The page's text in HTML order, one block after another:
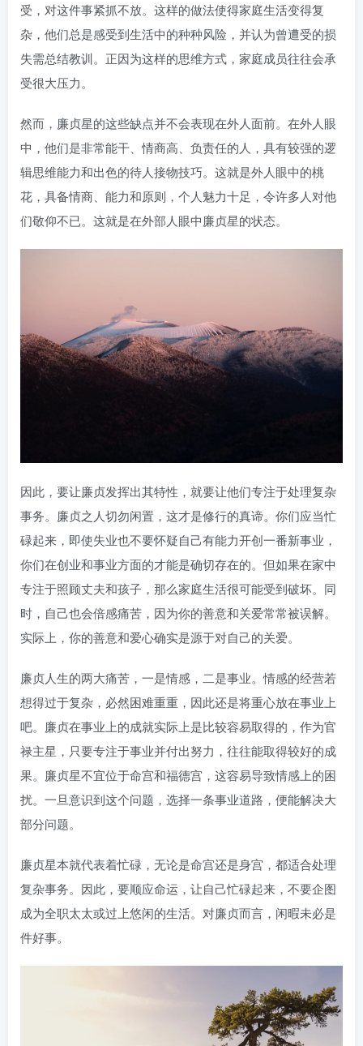
受，对这件事紧抓不放。这样的做法使得家庭生活变得复
杂，他们总是感受到生活中的种种风险，并认为曾遭受的损
失需总结教训。正因为这样的思维方式，家庭成员往往会承
受很大压力。
然而，廉贞星的这些缺点并不会表现在外人面前。在外人眼
中，他们是非常能干、情商高、负责任的人，具有较强的逻
辑思维能力和出色的待人接物技巧。这就是外人眼中的桃
花，具备情商、能力和原则，个人魅力十足，令许多人对他
们敬仰不已。这就是在外部人眼中廉贞星的状态。
因此，要让廉贞发挥出其特性，就要让他们专注于处理复杂
事务。廉贞之人切勿闲置，这才是修行的真谛。你们应当忙
碌起来，即使失业也不要怀疑自己有能力开创一番新事业，
你们在创业和事业方面的才能是确切存在的。但如果在家中
专注于照顾丈夫和孩子，那么家庭生活很可能受到破坏。同
时，自己也会倍感痛苦，因为你的善意和关爱常常被误解。
实际上，你的善意和爱心确实是源于对自己的关爱。
廉贞人生的两大痛苦，一是情感，二是事业。情感的经营若
想得过于复杂，必然困难重重，因此还是将重心放在事业上
吧。廉贞在事业上的成就实际上是比较容易取得的，作为官
禄主星，只要专注于事业并付出努力，往往能取得较好的成
果。廉贞星不宜位于命宫和福德宫，这容易导致情感上的困
扰。一旦意识到这个问题，选择一条事业道路，便能解决大
部分问题。
廉贞星本就代表着忙碌，无论是命宫还是身宫，都适合处理
复杂事务。因此，要顺应命运，让自己忙碌起来，不要企图
成为全职太太或过上悠闲的生活。对廉贞而言，闲暇未必是
件好事。